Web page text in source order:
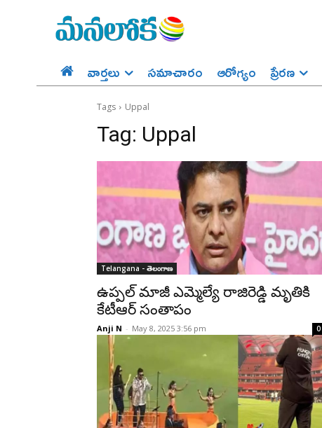
వార్తలు సమాచారం ఆరోగ్యం ప్రేర‌ణ‌
Tags Uppal
Tag: Uppal
Telangana - తెలంగాణ
ఉప్పల్ మాజీ ఎమ్మెల్యే రాజిరెడ్డి మృతికి
కేటీఆర్ సంతాపం
Anji N - May 8, 2025 3:56 pm 0